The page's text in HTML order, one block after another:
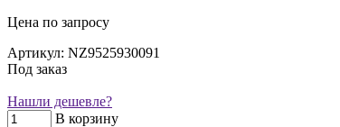
Цена по запросу
Артикул: NZ9525930091
Под заказ
Нашли дешевле?
В корзину